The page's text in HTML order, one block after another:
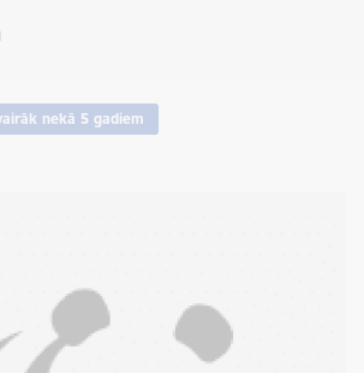
nekā 5 gadiem